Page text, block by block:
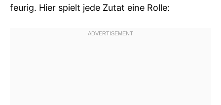
feurig. Hier spielt jede Zutat eine Rolle: